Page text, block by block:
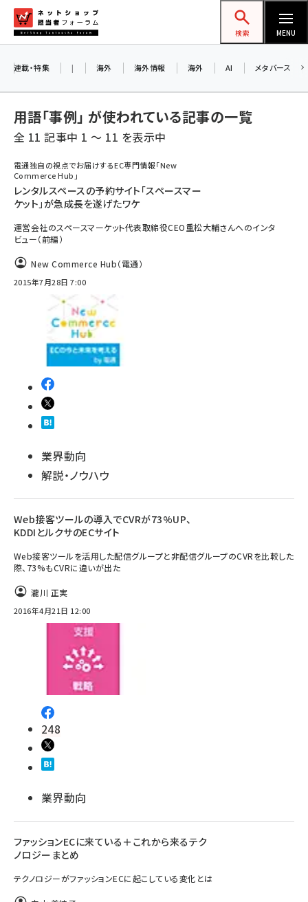
ン
ネットショップ担当者フォーラム
検索 MENU
yahoo (1896)
楽天 (1865)
ecbeing (1204)
base (1068)
ビィ・フォアード (769)
revico (737)
連載・特集 | 海外 海外情報 海外 AI メタバース
用語「事例」 が使われている記事の一覧
全 11 記事中 1 ～ 11 を表示中
電通独自の視点でお届けするEC専門情報「New
Commerce Hub」
レンタルスペースの予約サイト「スペースマー
ケット」が急成長を遂げたワケ
運営会社のスペースマーケット代表取締役CEO重松大輔さんへのインタ
ビュー（前編）
New Commerce Hub（電通）
2015年7月28日 7:00
業界動向
解説・ノウハウ
Web接客ツールの導入でCVRが73%UP、
KDDIとルクサのECサイト
Web接客ツールを活用した配信グループと非配信グループのCVRを比較した
際、73%もCVRに違いが出た
瀧川 正実
2016年4月21日 12:00
248
業界動向
ファッションECに来ている＋これから来るテク
ノロジーまとめ
テクノロジーがファッションECに起こしている変化とは
AIが買い物を代行する時代に打つべき「次の
一手」とは？ アルペン、オイシックス、元UA責
任者が登壇のリアルECセミナー（8/26＠東
京）【交流会も実施】
8/26（水）、東京・四谷で開催。登壇者・聴講
者と交流できる交流会も実施します。すべて
の講演を無料で聴講できます！
参加登録はこちら↑